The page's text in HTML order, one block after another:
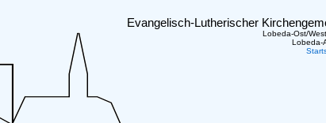
Evangelisch-Lutherischer
Lobeda-Ost/
Lobeda-